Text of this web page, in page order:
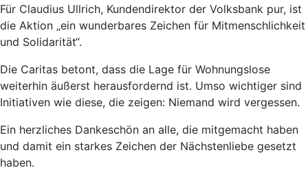
Für Claudius Ullrich, Kundendirektor der Volksbank pur, ist
die Aktion „ein wunderbares Zeichen für Mitmenschlichkeit
und Solidarität“.
Die Caritas betont, dass die Lage für Wohnungslose
weiterhin äußerst herausfordernd ist. Umso wichtiger sind
Initiativen wie diese, die zeigen: Niemand wird vergessen.
Ein herzliches Dankeschön an alle, die mitgemacht haben
und damit ein starkes Zeichen der Nächstenliebe gesetzt
haben.